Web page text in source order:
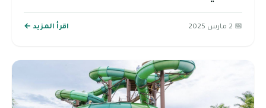
📅 2 مارس 2025 اقرأ المزيد ←